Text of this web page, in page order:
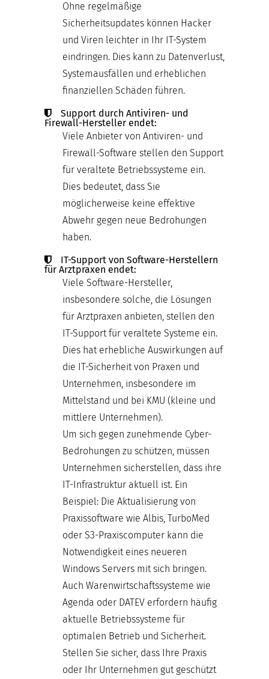
Ohne regelmäßige
Sicherheitsupdates können Hacker
und Viren leichter in Ihr IT-System
eindringen. Dies kann zu Datenverlust,
Systemausfällen und erheblichen
finanziellen Schäden führen.
Support durch Antiviren- und
Firewall-Hersteller endet:
Viele Anbieter von Antiviren- und
Firewall-Software stellen den Support
für veraltete Betriebssysteme ein.
Dies bedeutet, dass Sie
möglicherweise keine effektive
Abwehr gegen neue Bedrohungen
haben.
IT-Support von Software-Herstellern
für Arztpraxen endet:
Viele Software-Hersteller,
insbesondere solche, die Lösungen
für Arztpraxen anbieten, stellen den
IT-Support für veraltete Systeme ein.
Dies hat erhebliche Auswirkungen auf
die IT-Sicherheit von Praxen und
Unternehmen, insbesondere im
Mittelstand und bei KMU (kleine und
mittlere Unternehmen).
Um sich gegen zunehmende Cyber-
Bedrohungen zu schützen, müssen
Unternehmen sicherstellen, dass ihre
IT-Infrastruktur aktuell ist. Ein
Beispiel: Die Aktualisierung von
Praxissoftware wie Albis, TurboMed
oder S3-Praxiscomputer kann die
Notwendigkeit eines neueren
Windows Servers mit sich bringen.
Auch Warenwirtschaftssysteme wie
Agenda oder DATEV erfordern häufig
aktuelle Betriebssysteme für
optimalen Betrieb und Sicherheit.
Stellen Sie sicher, dass Ihre Praxis
oder Ihr Unternehmen gut geschützt